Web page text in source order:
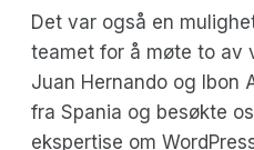
Det var også en
teamet for å møte to av
Juan Hernando og Ibon
fra Spania og besøkte
ekspertise om